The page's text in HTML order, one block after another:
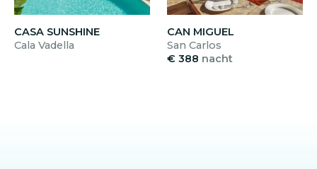
CASA SUNSHINE
Cala Vadella
CAN MIGUEL
San Carlos
€ 388 nacht